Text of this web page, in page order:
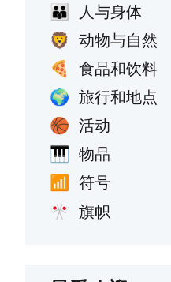
👪 人与身体
🦁 动物与自然
🍕 食品和饮料
🌍 旅行和地点
🏀 活动
🎹 物品
📶 符号
🎌 旗帜